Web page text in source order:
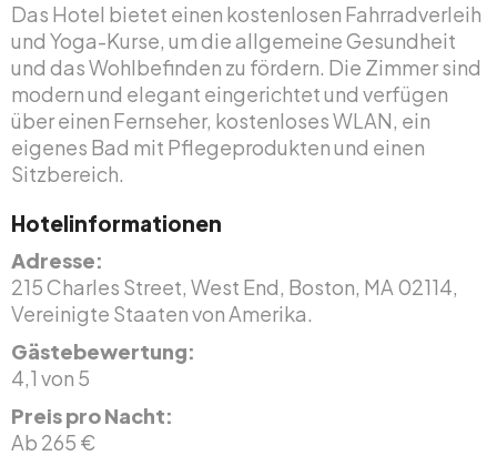
Das Hotel bietet einen kostenlosen Fahrradverleih
und Yoga-Kurse, um die allgemeine Gesundheit
und das Wohlbefinden zu fördern. Die Zimmer sind
modern und elegant eingerichtet und verfügen
über einen Fernseher, kostenloses WLAN, ein
eigenes Bad mit Pflegeprodukten und einen
Sitzbereich.
Hotelinformationen
Adresse:
215 Charles Street, West End, Boston, MA 02114,
Vereinigte Staaten von Amerika.
Gästebewertung:
4,1 von 5
Preis pro Nacht:
Ab 265 €